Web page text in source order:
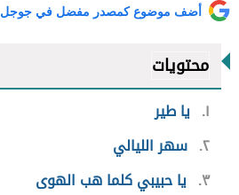
أضف موضوع كمصدر مفضل في جوجل
محتويات
١ يا طير
٢ سهر الليالي
٣ يا حبيبي كلما هب الهوى